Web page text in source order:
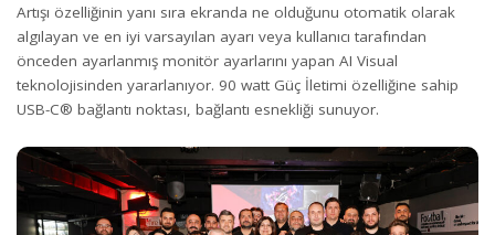
Artışı özelliğinin yanı sıra ekranda ne olduğunu otomatik olarak
algılayan ve en iyi varsayılan ayarı veya kullanıcı tarafından
önceden ayarlanmış monitör ayarlarını yapan AI Visual
teknolojisinden yararlanıyor. 90 watt Güç İletimi özelliğine sahip
USB-C® bağlantı noktası, bağlantı esnekliği sunuyor.